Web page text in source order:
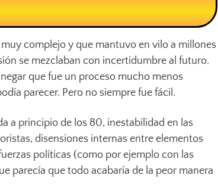
complejo y que mantuvo en vilo a millones
se mezclaban con incertidumbre al futuro.
que fue un proceso mucho menos
parecer. Pero no siempre fue fácil.
a principio de los 80, inestabilidad en las
disensiones internas entre elementos
políticas (como por ejemplo con las
parecía que todo acabaría de la peor manera